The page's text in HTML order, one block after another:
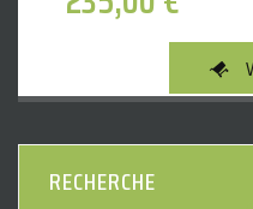
RECHERCHE